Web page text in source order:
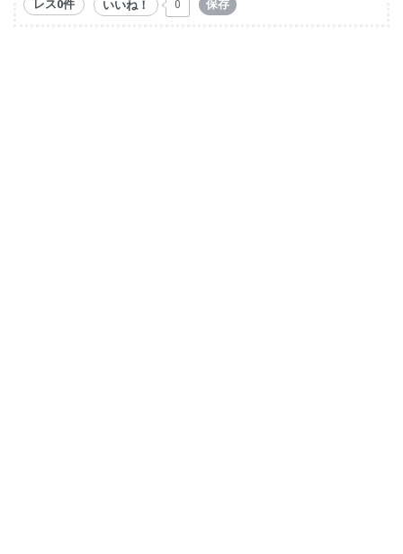
レス0件 いいね！ 0 保存